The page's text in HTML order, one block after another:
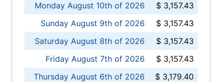
Monday August 10th of 2026
$ 3,157.43
Sunday August 9th of 2026
$ 3,157.43
Saturday August 8th of 2026
$ 3,157.43
Friday August 7th of 2026
$ 3,157.43
Thursday August 6th of 2026
$ 3,179.40